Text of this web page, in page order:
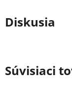
Diskusia
Súvisiaci